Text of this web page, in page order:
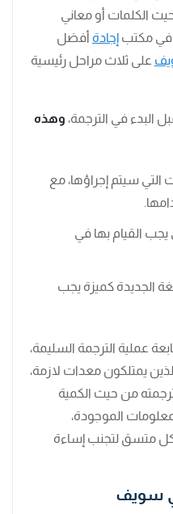
الكلمات أو معاني
في مكتب إجادة أفضل
على ثلاث مراحل رئيسية
البدء في الترجمة، وهذه
التي سيتم إجراؤها، مع
يجب القيام بها في
الجديدة كميزة يجب
عملية الترجمة السليمة،
يمتلكون معدات لازمة،
من حيث الكمية
الموجودة،
متسق لتجنب إساءة
سويف